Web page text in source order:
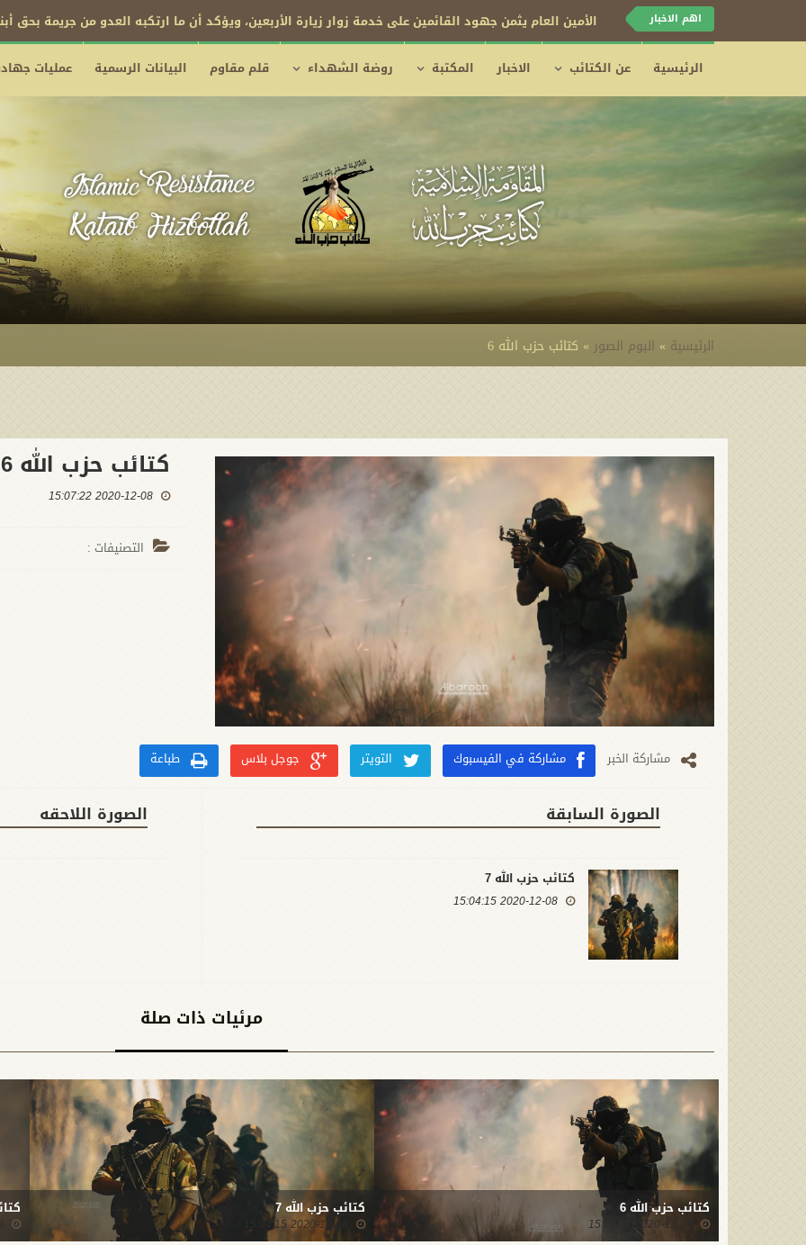
اهم الاخبار الأمين العام يثمن جهود القائمين على خدمة زوار زيارة الأربعين، ويؤكد أن ما ارتكبه العدو من جريمة بحق
الرئيسية عن الكتائب الاخبار المكتبة روضة الشهداء قلم مقاوم البيانات الرسمية عمليات
الرئيسية » البوم الصور » كتائب حزب الله 6
كتائب حزب الله 6
2020-12-08 15:07:22
التصنيفات :
مشارکة الخبر مشاركة في الفيسبوك التويتر جوجل بلاس طباعة
الصورة السابقة
كتائب حزب الله 7
2020-12-08 15:04:15
الصورة اللاحقه
مرئيات ذات صلة
كتائب حزب الله 6
2020-12-08 15:07:22
كتائب حزب الله 7
2020-12-08 15:04:15